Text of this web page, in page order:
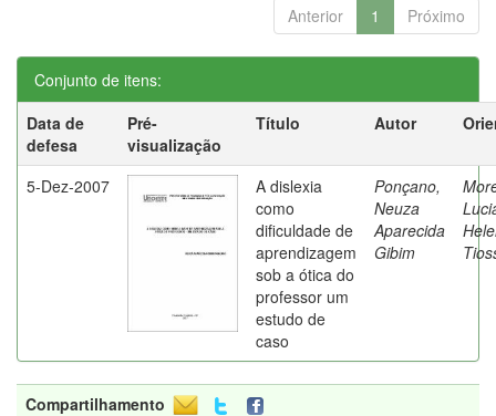
Anterior 1 Próximo
Conjunto de itens:
Data de
defesa
Pré-
visualização
Título Autor
5-Dez-2007
A dislexia
como
dificuldade de
aprendizagem
sob a ótica do
professor um
estudo de
caso
Ponçano,
Neuza
Aparecida
Gibim
Compartilhamento